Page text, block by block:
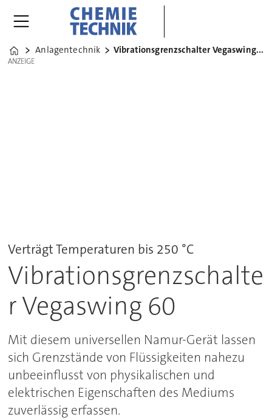
Home
Anlagentechnik Vibrationsgrenzschalter Vegaswing 60
ANZEIGE
ANZEIGE
Verträgt Temperaturen bis 250 °C
Vibrationsgrenzschalte
r Vegaswing 60
Mit diesem universellen Namur-Gerät lassen
sich Grenzstände von Flüssigkeiten nahezu
unbeeinflusst von physikalischen und
elektrischen Eigenschaften des Mediums
zuverlässig erfassen.